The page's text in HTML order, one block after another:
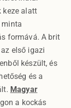
keze alatt
minta
formává. A brit
első igazi
készült, és
és a
Magyar
a kockás